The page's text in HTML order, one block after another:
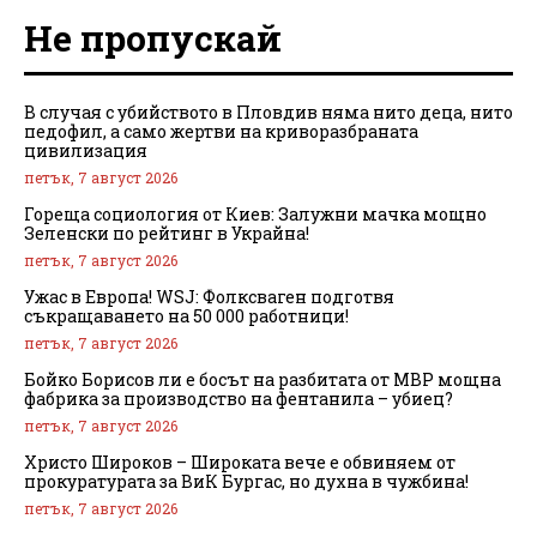
Не пропускай
В случая с убийството в Пловдив няма нито деца, нито
педофил, а само жертви на криворазбраната
цивилизация
петък, 7 август 2026
Гореща социология от Киев: Залужни мачка мощно
Зеленски по рейтинг в Украйна!
петък, 7 август 2026
Ужас в Европа! WSJ: Фолксваген подготвя
съкращаването на 50 000 работници!
петък, 7 август 2026
Бойко Борисов ли е босът на разбитата от МВР мощна
фабрика за производство на фентанила – убиец?
петък, 7 август 2026
Христо Широков – Широката вече е обвиняем от
прокуратурата за ВиК Бургас, но духна в чужбина!
петък, 7 август 2026